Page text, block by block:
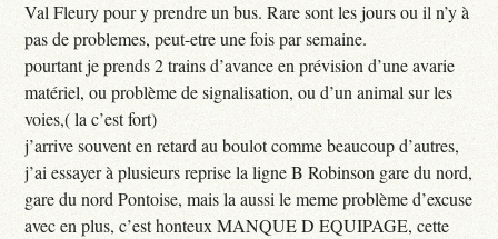
Val Fleury pour y prendre un bus. Rare sont les jours ou il n’y à
pas de problemes, peut-etre une fois par semaine.
pourtant je prends 2 trains d’avance en prévision d’une avarie
matériel, ou problème de signalisation, ou d’un animal sur les
voies,( la c’est fort)
j’arrive souvent en retard au boulot comme beaucoup d’autres,
j’ai essayer à plusieurs reprise la ligne B Robinson gare du nord,
gare du nord Pontoise, mais la aussi le meme problème d’excuse
avec en plus, c’est honteux MANQUE D EQUIPAGE, cette